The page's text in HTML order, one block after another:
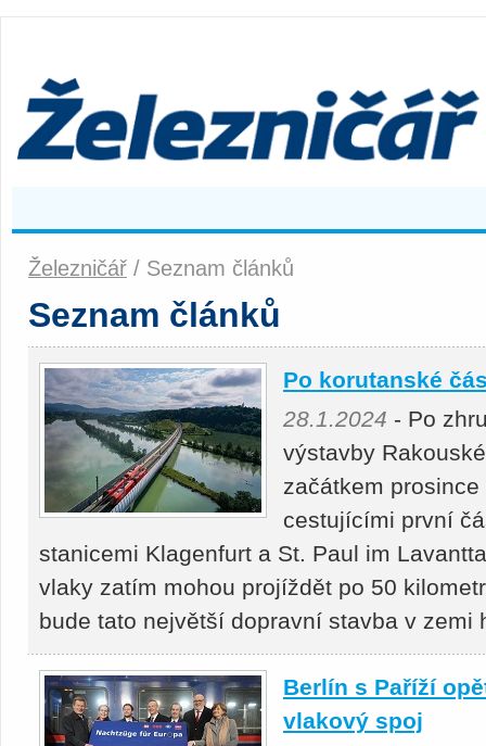
Železničář / Seznam článků
Seznam článků
Po korutanské
28.1.2024 - Po
výstavby
začátkem
cestujícími první
stanicemi Klagenfurt a St. Paul im
vlaky zatím mohou projíždět po 50
bude tato největší dopravní stavba v zemi
Berlín s Paříží
vlakový spoj